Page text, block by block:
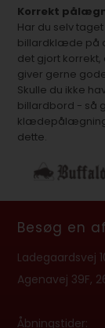
Korrekt
Har du selv
billardklæde på
det gjort korrekt,
giver gerne
Skulle du ikke
billardbord - så
klædepålægning
dette.
Besøg en
Ladegaardsvej
Agenavej 39F,
Åbningstider: